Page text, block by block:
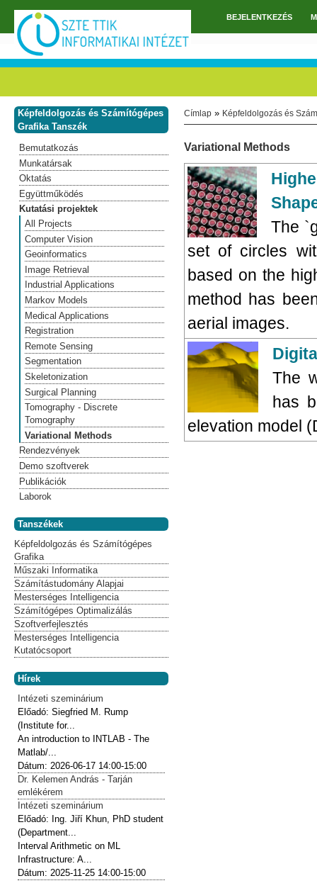
Ugrás a tartalomra
FőmenüBEJELENTKEZÉS
Jelenlegi hely
Címlap » Képfeldolgozás és
Variational Methods
The
set of circles
based on the
method has
aerial images.
The
has
elevation model
Képfeldolgozás és Számítógépes
Grafika Tanszék
Bemutatkozás
Munkatársak
Oktatás
Együttműködés
Kutatási projektek
All Projects
Computer Vision
Geoinformatics
Image Retrieval
Industrial Applications
Markov Models
Medical Applications
Registration
Remote Sensing
Segmentation
Skeletonization
Surgical Planning
Tomography - Discrete
Tomography
Variational Methods
Rendezvények
Demo szoftverek
Publikációk
Laborok
Tanszékek
Képfeldolgozás és Számítógépes
Grafika
Műszaki Informatika
Számítástudomány Alapjai
Mesterséges Intelligencia
Számítógépes Optimalizálás
Szoftverfejlesztés
Mesterséges Intelligencia
Kutatócsoport
Hírek
Intézeti szeminárium
Előadó:Siegfried M. Rump
(Institute for...
An introduction to INTLAB - The
Matlab/...
Dátum: 2026-06-17 14:00-15:00
Dr. Kelemen András - Tarján
emlékérem
Intézeti szeminárium
Előadó: Ing. Jiří Khun, PhD student
(Department...
Interval Arithmetic on ML
Infrastructure: A...
Dátum: 2025-11-25 14:00-15:00